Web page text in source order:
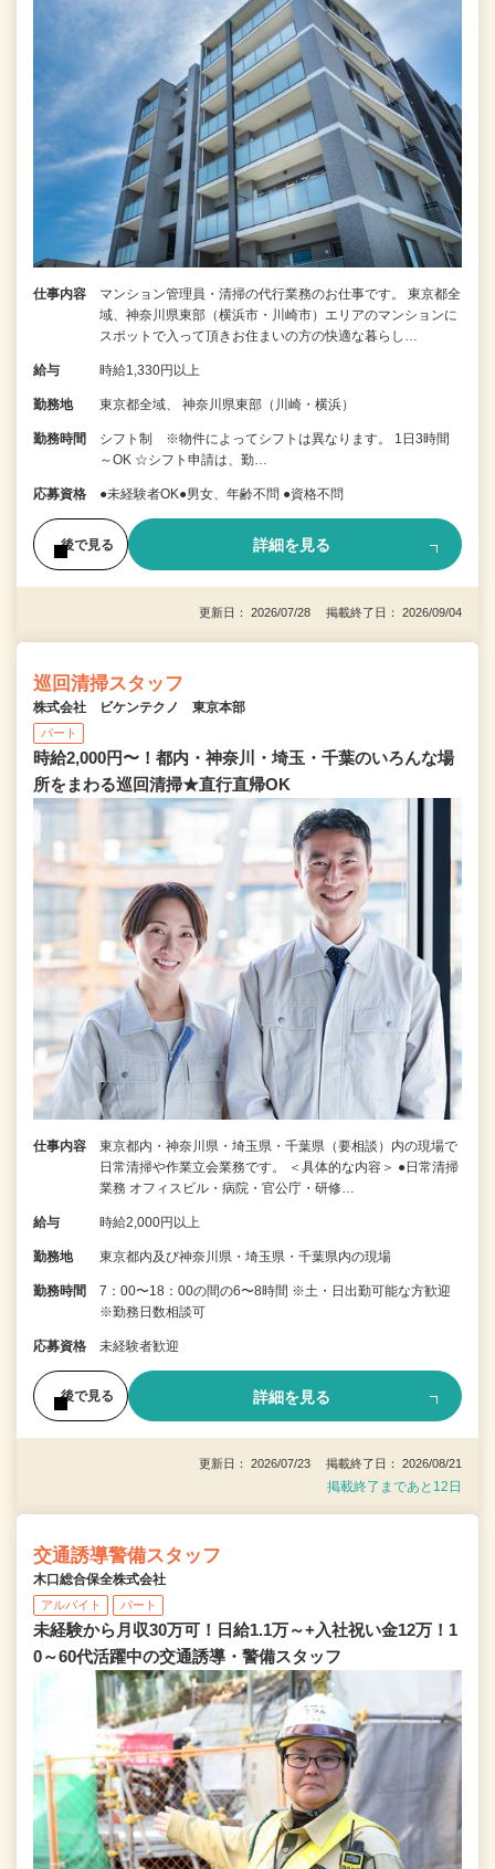
仕事内容
マンション管理員・清掃の代行業務のお仕事です。 東京都全
域、神奈川県東部（横浜市・川崎市）エリアのマンションに
スポットで入って頂きお住まいの方の快適な暮らし…
給与 時給1,330円以上
勤務地 東京都全域、 神奈川県東部（川崎・横浜）
勤務時間
シフト制 ※物件によってシフトは異なります。 1日3時間
～OK ☆シフト申請は、勤…
応募資格 ●未経験者OK●男女、年齢不問 ●資格不問
後で見る 詳細を見る
更新日： 2026/07/28 掲載終了日： 2026/09/04
巡回清掃スタッフ
株式会社 ビケンテクノ 東京本部
パート
時給2,000円〜！都内・神奈川・埼玉・千葉のいろんな場
所をまわる巡回清掃★直行直帰OK
仕事内容
東京都内・神奈川県・埼玉県・千葉県（要相談）内の現場で
日常清掃や作業立会業務です。 ＜具体的な内容＞ ●日常清掃
業務 オフィスビル・病院・官公庁・研修…
給与 時給2,000円以上
勤務地 東京都内及び神奈川県・埼玉県・千葉県内の現場
勤務時間
7：00〜18：00の間の6〜8時間 ※土・日出勤可能な方歓迎
※勤務日数相談可
応募資格 未経験者歓迎
後で見る 詳細を見る
更新日： 2026/07/23 掲載終了日： 2026/08/21
掲載終了まであと12日
交通誘導警備スタッフ
木口総合保全株式会社
アルバイト パート
未経験から月収30万可！日給1.1万～+入社祝い金12万！1
0～60代活躍中の交通誘導・警備スタッフ